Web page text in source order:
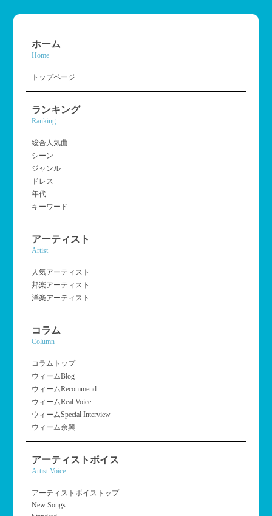
ホーム
Home
トップページ
ランキング
Ranking
総合人気曲
シーン
ジャンル
ドレス
年代
キーワード
アーティスト
Artist
人気アーティスト
邦楽アーティスト
洋楽アーティスト
コラム
Column
コラムトップ
ウィームBlog
ウィームRecommend
ウィームReal Voice
ウィームSpecial Interview
ウィーム余興
アーティストボイス
Artist Voice
アーティストボイストップ
New Songs